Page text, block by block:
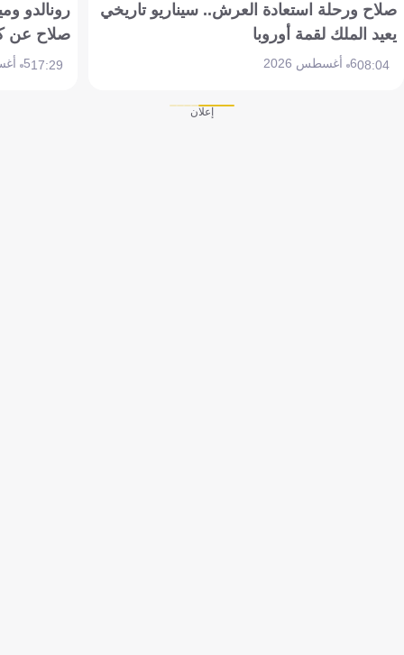
صلاح ورحلة استعادة العرش.. سيناريو تاريخي
يعيد الملك لقمة أوروبا
08:046 أغسطس 2026
رونالدو
صلاح عن
17:295 أغسطس 2026
إعلان